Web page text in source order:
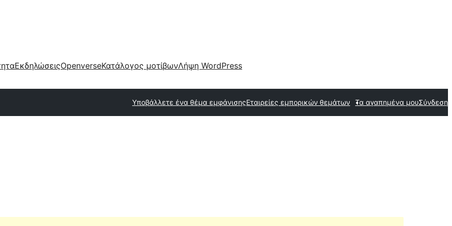
ΕκδηλώσειςOpenverseΚατάλογος μοτίβωνΛήψη WordPress
Υποβάλλετε ένα θέμα εμφάνισηςΕταιρείες εμπορικών θεμάτων Τα αγαπημένα μουΣύνδεση